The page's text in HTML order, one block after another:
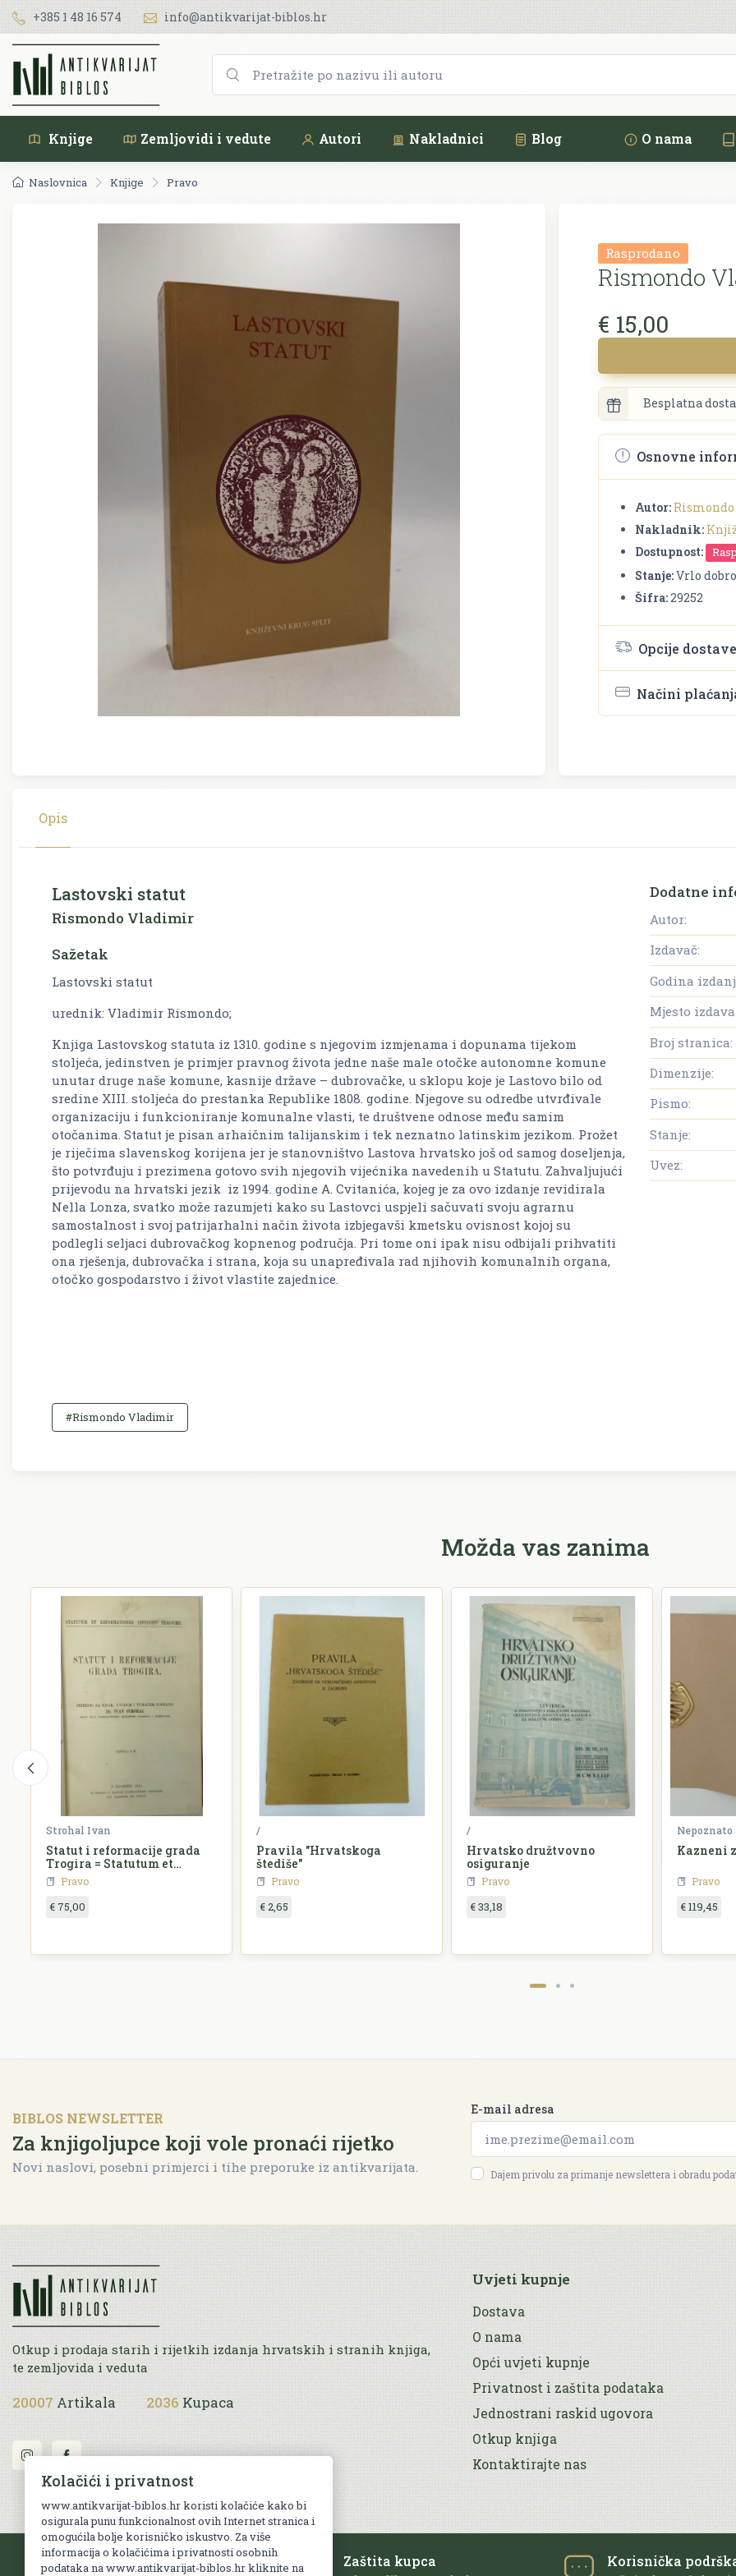
+385 1 48 16 574 info@antikvarijat-biblos.hr
Knjige Zemljovidi i vedute Autori Nakladnici Blog O nama
Naslovnica Knjige Pravo
Rasprodano
Rismondo
€ 15,00
Besplatna
Osnovne
Autor:
Nakladnik:
Dostupnost:
Stanje:Vrlo dobro
Šifra:29252
Opcije dostave
Načini
Opis
Lastovski statut
Rismondo Vladimir
Sažetak
Lastovski statut
urednik: Vladimir Rismondo;
Knjiga Lastovskog statuta iz 1310. godine s njegovim izmjenama i dopunama tijekom
stoljeća, jedinstven je primjer pravnog života jedne naše male otočke autonomne komune
unutar druge naše komune, kasnije države – dubrovačke, u sklopu koje je Lastovo bilo od
sredine XIII. stoljeća do prestanka Republike 1808. godine. Njegove su odredbe utvrđivale
organizaciju i funkcioniranje komunalne vlasti, te društvene odnose među samim
otočanima. Statut je pisan arhaičnim talijanskim i tek neznatno latinskim jezikom. Prožet
je riječima slavenskog korijena jer je stanovništvo Lastova hrvatsko još od samog doseljenja,
što potvrđuju i prezimena gotovo svih njegovih vijećnika navedenih u Statutu. Zahvaljujući
prijevodu na hrvatski jezik iz 1994. godine A. Cvitanića, kojeg je za ovo izdanje revidirala
Nella Lonza, svatko može razumjeti kako su Lastovci uspjeli sačuvati svoju agrarnu
samostalnost i svoj patrijarhalni način života izbjegavši kmetsku ovisnost kojoj su
podlegli seljaci dubrovačkog kopnenog područja. Pri tome oni ipak nisu odbijali prihvatiti
ona rješenja, dubrovačka i strana, koja su unapređivala rad njihovih komunalnih organa,
otočko gospodarstvo i život vlastite zajednice.
#Rismondo Vladimir
Dodatne
Autor:
Izdavač:
Godina
Mjesto
Broj stranica:
Dimenzije:
Pismo:
Stanje:
Uvez:
Možda vas zanima
Strohal Ivan
Statut i reformacije grada
Trogira = Statutum et
reformationes civitatis
Tragurii
Pravo
€ 75,00
/
Pravila "Hrvatskoga
štediše"
Pravo
€ 2,65
/
Hrvatsko družtvovno
osiguranje
Pravo
€ 33,18
Nepoznato
Kazneni
Pravo
€ 119,45
BIBLOS NEWSLETTER
Za knjigoljupce koji vole pronaći rijetko
Novi naslovi, posebni primjerci i tihe preporuke iz antikvarijata.
E-mail adresa
Dajem privolu za primanje newslettera i obradu
Otkup i prodaja starih i rijetkih izdanja hrvatskih i stranih knjiga,
te zemljovida i veduta
20007 Artikala 2036 Kupaca
Uvjeti kupnje
Dostava
O nama
Opći uvjeti kupnje
Privatnost i zaštita podataka
Jednostrani raskid ugovora
Otkup knjiga
Kontaktirajte nas
Besplatna dostava Zaštita kupca Korisnička
Kolačići i privatnost
www.antikvarijat-biblos.hr koristi kolačiće kako bi
osigurala punu funkcionalnost ovih Internet stranica i
omogućila bolje korisničko iskustvo. Za više
informacija o kolačićima i privatnosti osobnih
podataka na www.antikvarijat-biblos.hr kliknite na